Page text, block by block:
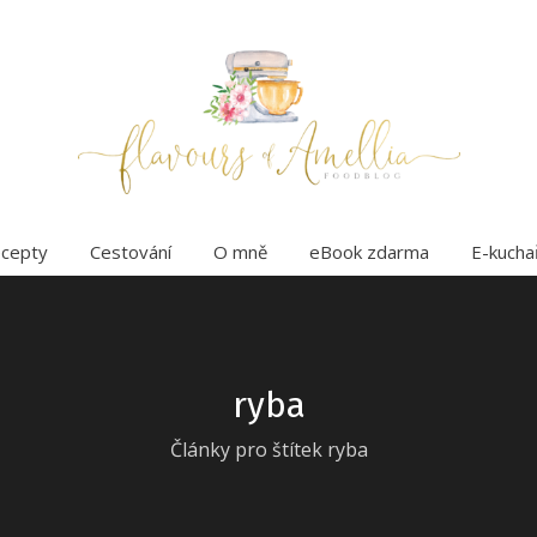
Cestování O mně eBook zdarma E-
ryba
Články pro štítek ryba